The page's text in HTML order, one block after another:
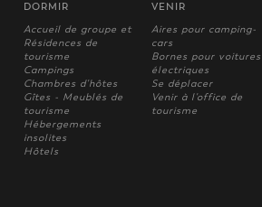
DORMIR
Accueil de groupe et
Résidences de
tourisme
Campings
Chambres d'hôtes
Gîtes - Meublés de
tourisme
Hébergements
insolites
Hôtels
VENIR
Aires pour camping-
cars
Bornes pour voitures
électriques
Se déplacer
Venir à l'office de
tourisme